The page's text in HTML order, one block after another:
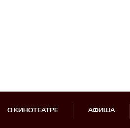
О КИНОТЕАТРЕ АФИША